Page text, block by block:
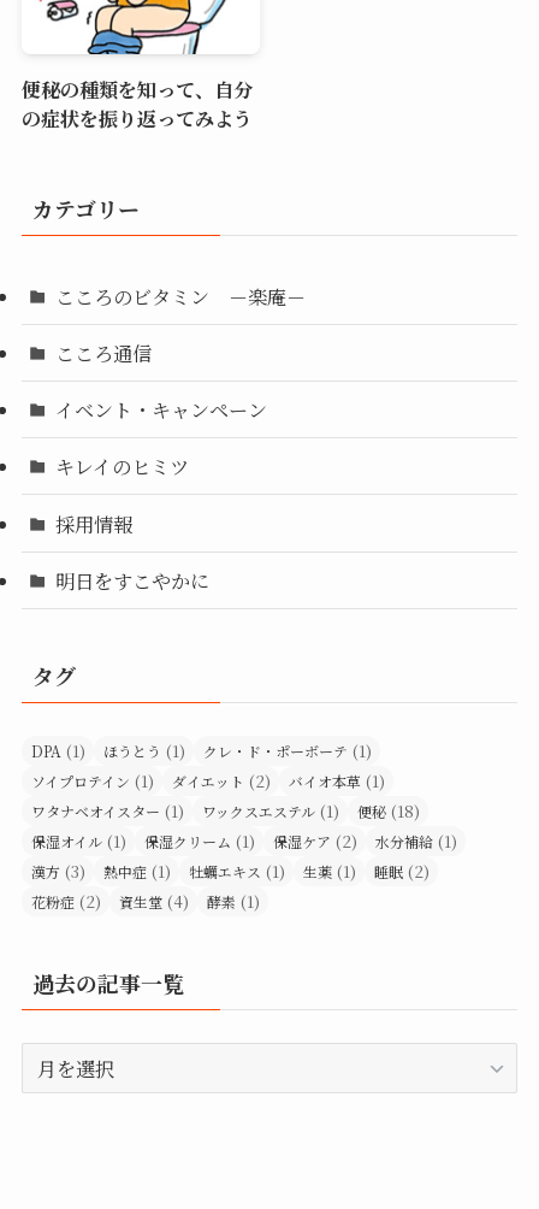
便秘の種類を知って、自分
の症状を振り返ってみよう
カテゴリー
こころのビタミン －楽庵－
こころ通信
イベント・キャンペーン
キレイのヒミツ
採用情報
明日をすこやかに
タグ
DPA (1) ほうとう (1) クレ・ド・ポーボーテ (1)
ソイプロテイン (1) ダイエット (2) バイオ本草 (1)
ワタナベオイスター (1) ワックスエステル (1) 便秘 (18)
保湿オイル (1) 保湿クリーム (1) 保湿ケア (2) 水分補給 (1)
漢方 (3) 熱中症 (1) 牡蠣エキス (1) 生薬 (1) 睡眠 (2)
花粉症 (2) 資生堂 (4) 酵素 (1)
過去の記事一覧
去